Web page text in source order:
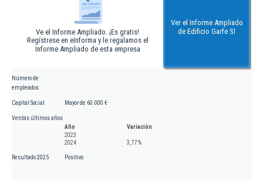
Ve el Informe Ampliado. ¡Es gratis!
Regístrese en eInforma y le regalamos el
Informe Ampliado de esta empresa
Ver el Informe Ampliado
de Edificio Garfe Sl
Número de
empleados
Capital Social Mayor de 60.000 €
Ventas últimos años
Año
Variación
2023
2024
3,77 %
Resultado 2025 Positivo